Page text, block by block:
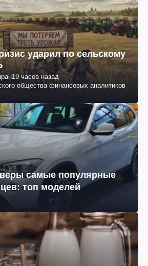
ударил по сельскому
19 часов назад
общества финансовых аналитиков
самые популярные
топ моделей